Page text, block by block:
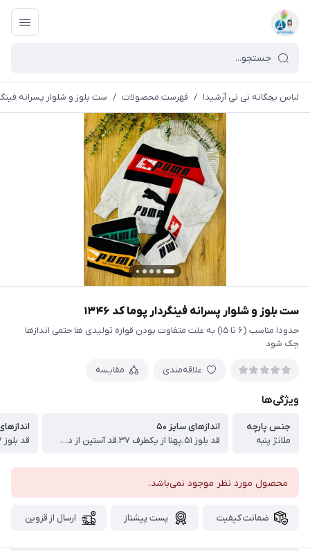
لباس بچگانه نی نی آرشیدا / فهرست محصولات / ست بلوز و شلوار پسرانه
ست بلوز و شلوار پسرانه فینگردار پوما کد ۱۳۴۶
حدودا مناسب (۶ تا ۱۵) به علت متفاوت بودن قواره تولیدی ها حتمی اندازها
چک شود
علاقه‌مندی مقایسه
ویژگی‌ها
جنس پارچه
ملانژ پنبه
اندازهای سایز ۵۰
قد بلوز ۵۱.پهنا از یکطرف ۳۷.قد آستین از دوخت سرشانه ۴۳.قد شلوار ۶۹ سانت
محصول مورد نظر موجود نمی‌باشد.
ضمانت کیفیت پست پیشتاز ارسال از قزوین